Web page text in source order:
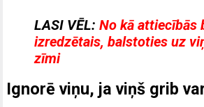
LASI VĒL:No kā attiecībās
izredzētais, balstoties uz
zīmi
Ignorē viņu, ja viņš grib